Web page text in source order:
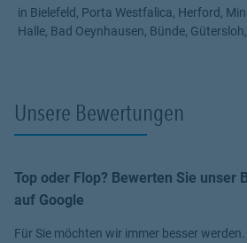
in Bielefeld, Porta Westfalica, Herford,
Halle, Bad Oeynhausen, Bünde,
Unsere Bewertungen
Top oder Flop? Bewerten Sie unser
auf Google
Für Sie möchten wir immer besser